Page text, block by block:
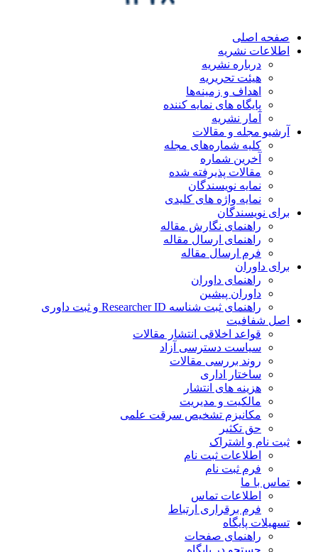
اصلی
نشریه
درباره نشریه
هیئت تحریریه
اهداف و زمینه‌ها
پایگاه های نمایه کننده
آمار نشریه
مجله و مقالات
کلیه شماره‌های مجله
آخرین شماره
مقالات پذیرفته شده
نمایه نویسندگان
نمایه واژه های کلیدی
نویسندگان
راهنمای نگارش مقاله
راهنمای ارسال مقاله
فرم ارسال مقاله
داوران
راهنمای داوران
داوران پیشین
راهنمای ثبت شناسه Researcher ID و ثبت داوری
شفافیت
قواعد اخلاقی انتشار مقالات
سیاست دسترسی آزاد
روند بررسی مقالات
ساختار اداری
هزینه های انتشار
مالکیت و مدیریت
ﻣﮑﺎﻧﯿﺰم ﺗﺸﺨﯿﺺ ﺳﺮﻗﺖ ﻋﻠﻤﯽ
حق تکثیر
نام و اشتراک
اطلاعات ثبت نام
فرم ثبت نام
با ما
اطلاعات تماس
فرم برقراری ارتباط
پایگاه
راهنمای صفحات
جستجو در پایگاه